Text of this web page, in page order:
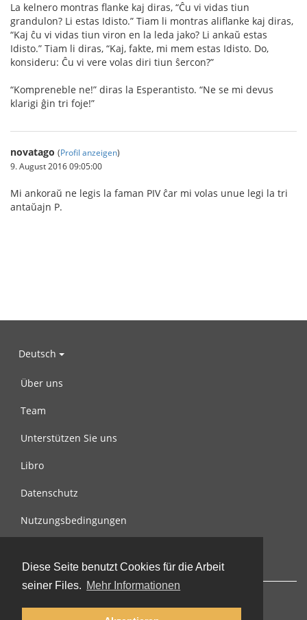
Diese Seite benutzt Cookies für die Arbeit
seiner Files. Mehr Informationen
La kelnero montras flanke kaj diras, “Ĉu vi vidas tiun
grandulon? Li estas Idisto.” Tiam li montras aliflanke kaj diras,
“Kaj ĉu vi vidas tiun viron en la leda jako? Li ankaŭ estas
Idisto.” Tiam li diras, “Kaj, fakte, mi mem estas Idisto. Do,
konsideru: Ĉu vi vere volas diri tiun ŝercon?”
“Kompreneble ne!” diras la Esperantisto. “Ne se mi devus
klarigi ĝin tri foje!”
novatago (Profil anzeigen)
9. August 2016 09:05:00
Mi ankoraŭ ne legis la faman PIV ĉar mi volas unue legi la tri
antaŭajn P.
Deutsch
Über uns
Team
Unterstützen Sie uns
Libro
Datenschutz
Nutzungsbedingungen